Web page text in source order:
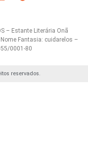
– Estante Literária Onã
Fantasia: cuidarelos –
0001-80
reservados.